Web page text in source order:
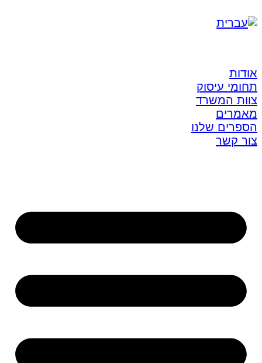
אודות
תחומי עיסוק
צוות המשרד
מאמרים
הספרים שלנו
צור קשר